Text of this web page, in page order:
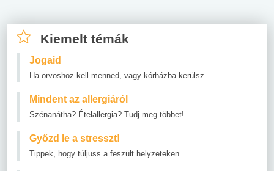
Kiemelt témák
Jogaid
Ha orvoshoz kell menned, vagy kórházba kerülsz
Mindent az allergiáról
Szénanátha? Ételallergia? Tudj meg többet!
Győzd le a stresszt!
Tippek, hogy túljuss a feszült helyzeteken.